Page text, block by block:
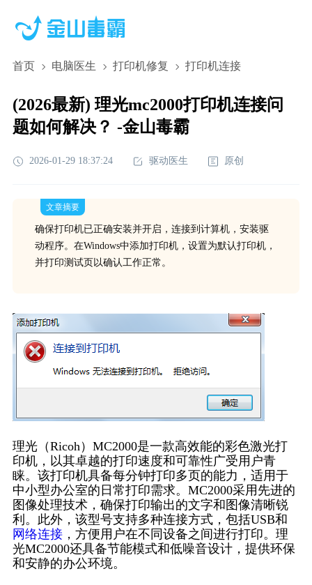
首页 电脑医生 打印机修复 打印机连接
(2026最新) 理光mc2000打印机连接问
题如何解决？ -金山毒霸
2026-01-29 18:37:24 驱动医生 原创
文章摘要
确保打印机已正确安装并开启，连接到计算机，安装驱
动程序。在Windows中添加打印机，设置为默认打印机，
并打印测试页以确认工作正常。
理光（Ricoh）MC2000是一款高效能的彩色激光打
印机，以其卓越的打印速度和可靠性广受用户青
睐。该打印机具备每分钟打印多页的能力，适用于
中小型办公室的日常打印需求。MC2000采用先进的
图像处理技术，确保打印输出的文字和图像清晰锐
利。此外，该型号支持多种连接方式，包括USB和
网络连接，方便用户在不同设备之间进行打印。理
光MC2000还具备节能模式和低噪音设计，提供环保
和安静的办公环境。